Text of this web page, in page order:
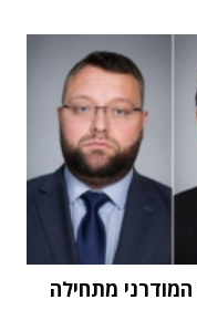
מתחילה